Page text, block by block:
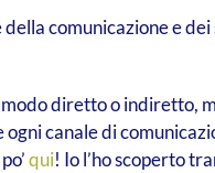
comunicazione e
diretto o indiretto,
canale di
qui! Io l’ho scoperto